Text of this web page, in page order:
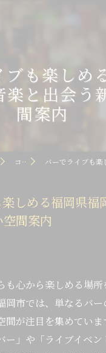
ブも楽しめ
楽と出会う
間案内
コラム バーでライブも楽しめる福岡県福岡
しめる福岡県福
空間案内
も心から楽しめる場所
岡市では、単なるバー
間が注目を集めていま
ー」や「ライブイベ